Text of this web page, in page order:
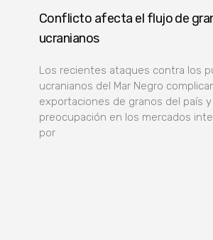
Conflicto afecta el flujo de
ucranianos
Los recientes ataques contra los
ucranianos del Mar Negro
exportaciones de granos del país
preocupación en los mercados
por